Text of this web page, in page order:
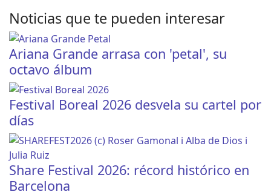
Noticias que te pueden interesar
Ariana Grande arrasa con 'petal', su
octavo álbum
Festival Boreal 2026 desvela su cartel por
días
Share Festival 2026: récord histórico en
Barcelona